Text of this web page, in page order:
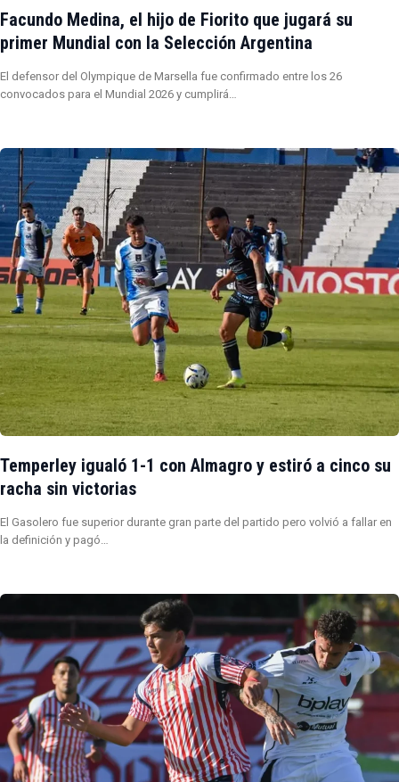
Facundo Medina, el hijo de Fiorito que jugará su
primer Mundial con la Selección Argentina
El defensor del Olympique de Marsella fue confirmado entre los 26
convocados para el Mundial 2026 y cumplirá…
Temperley igualó 1-1 con Almagro y estiró a cinco su
racha sin victorias
El Gasolero fue superior durante gran parte del partido pero volvió a fallar en
la definición y pagó…